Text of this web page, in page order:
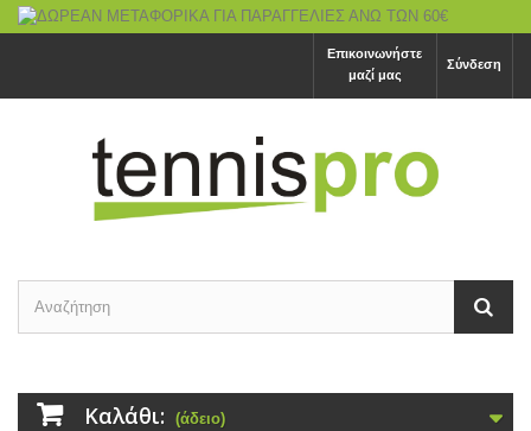
Σύνδεση
Επικοινωνήστε
μαζί μας
Καλάθι: (άδειο)